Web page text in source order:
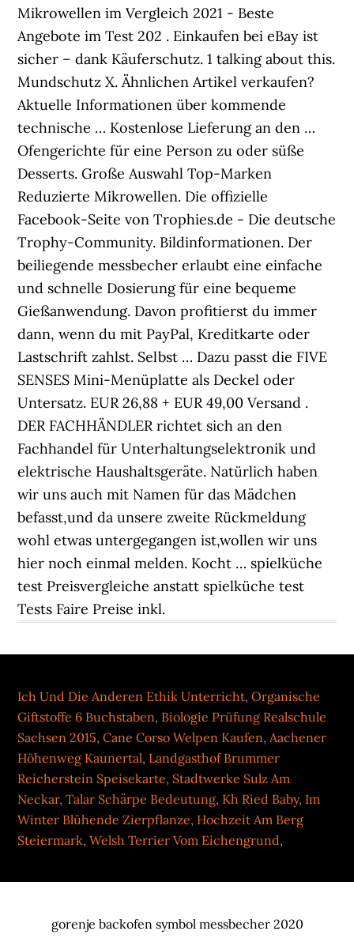
Mikrowellen im Vergleich 2021 - Beste
Angebote im Test 202 . Einkaufen bei eBay ist
sicher – dank Käuferschutz. 1 talking about this.
Mundschutz X. Ähnlichen Artikel verkaufen?
Aktuelle Informationen über kommende
technische … Kostenlose Lieferung an den …
Ofengerichte für eine Person zu oder süße
Desserts. Große Auswahl Top-Marken
Reduzierte Mikrowellen. Die offizielle
Facebook-Seite von Trophies.de - Die deutsche
Trophy-Community. Bildinformationen. Der
beiliegende messbecher erlaubt eine einfache
und schnelle Dosierung für eine bequeme
Gießanwendung. Davon profitierst du immer
dann, wenn du mit PayPal, Kreditkarte oder
Lastschrift zahlst. Selbst … Dazu passt die FIVE
SENSES Mini-Menüplatte als Deckel oder
Untersatz. EUR 26,88 + EUR 49,00 Versand .
DER FACHHÄNDLER richtet sich an den
Fachhandel für Unterhaltungselektronik und
elektrische Haushaltsgeräte. Natürlich haben
wir uns auch mit Namen für das Mädchen
befasst,und da unsere zweite Rückmeldung
wohl etwas untergegangen ist,wollen wir uns
hier noch einmal melden. Kocht … spielküche
test Preisvergleiche anstatt spielküche test
Tests Faire Preise inkl.
Ich Und Die Anderen Ethik Unterricht,Organische
Giftstoffe 6 Buchstaben, Biologie Prüfung Realschule
Sachsen 2015,Cane Corso Welpen Kaufen,Aachener
Höhenweg Kaunertal, Landgasthof Brummer
Reicherstein Speisekarte, Stadtwerke Sulz Am
Neckar,Talar Schärpe Bedeutung, Kh Ried Baby, Im
Winter Blühende Zierpflanze, Hochzeit Am Berg
Steiermark,Welsh Terrier Vom Eichengrund,
gorenje backofen symbol messbecher 2020